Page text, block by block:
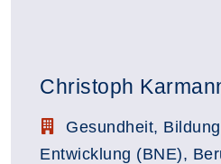
Christoph
Stellenbezeichnung:
Gesundheit,
Entwicklung (BNE),